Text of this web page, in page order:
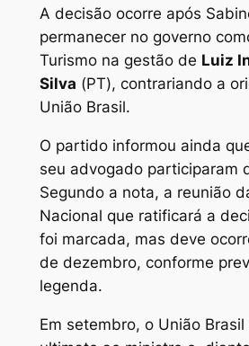
A decisão ocorre após
permanecer no governo
Turismo na gestão de Luiz
Silva (PT), contrariando a
União Brasil.
O partido informou ainda
seu advogado participaram
Segundo a nota, a reunião
Nacional que ratificará a
foi marcada, mas deve
de dezembro, conforme
legenda.
Em setembro, o União